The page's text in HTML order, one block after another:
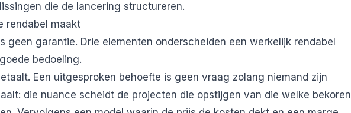
die de lancering structureren.
rendabel maakt
geen garantie. Drie elementen onderscheiden een werkelijk rendabel
bedoeling.
Een uitgesproken behoefte is geen vraag zolang niemand zijn
die nuance scheidt de projecten die opstijgen van die welke bekoren